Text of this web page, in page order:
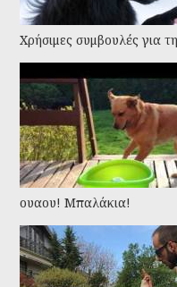
Χρήσιμες συμβουλές για
ουαου! Μπαλάκια!